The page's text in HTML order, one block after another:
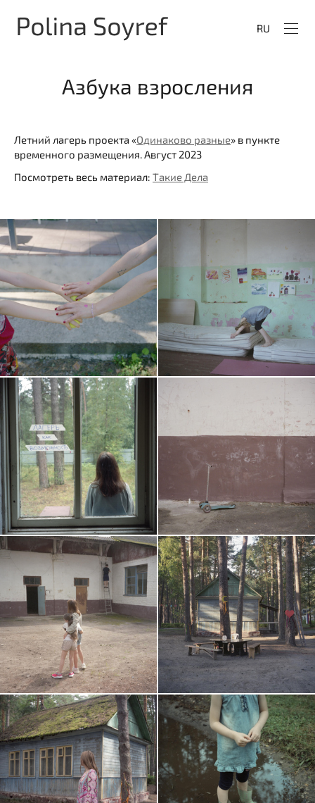
RU
Азбука взросления
Летний лагерь проекта «Одинаково разные» в пункте
временного размещения. Август 2023
Посмотреть весь материал: Такие Дела